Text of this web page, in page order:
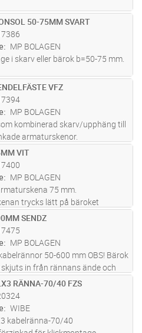
i kundvagn
50-75MM SVART
MP BOLAGEN
i skarv eller bärok b=50-75 mm.
i kundvagn
VFZ
MP BOLAGEN
kombinerad skarv/upphäng till
armaturskenor.
i kundvagn
VIT
MP BOLAGEN
75 mm.
trycks lätt på bäroket
i kundvagn
SENDZ
MP BOLAGEN
50-600 mm OBS! Bärok
in från rännans ände och
användas för mittpendelmontage.
= 150 kg vid jämnt fördelad
= 1,7 ggr
i kundvagn
RÄNNA-70/40 FZS
WIBE
kabelränna-70/40